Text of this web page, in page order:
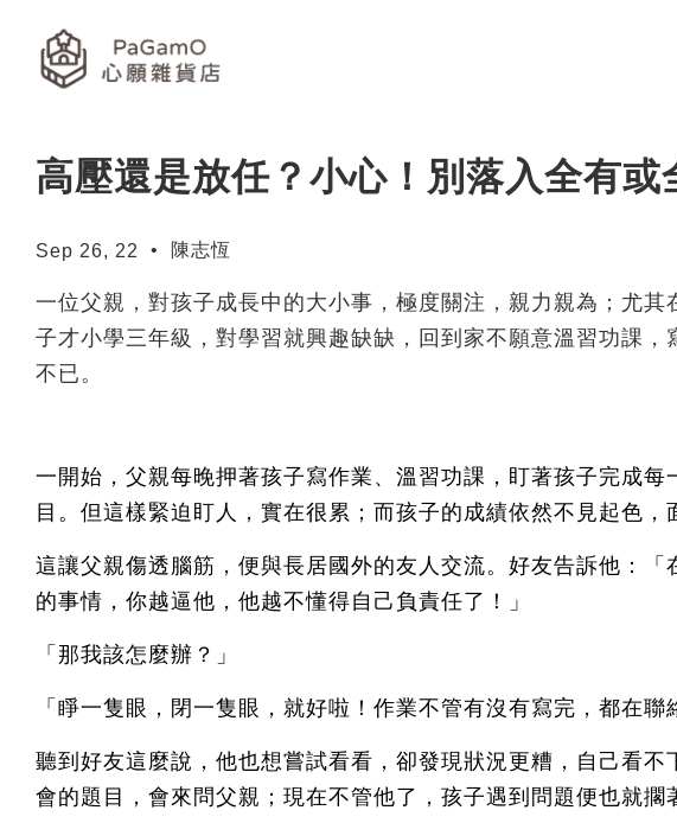
高壓還是放任？小心！別落入全有或
Sep 26, 22 • 陳志恆
一位父親，對孩子成長中的大小事，極度關注，親力親為；尤
子才小學三年級，對學習就興趣缺缺，回到家不願意溫習功課
不已。
一開始，父親每晚押著孩子寫作業、溫習功課，盯著孩子完成每
目。但這樣緊迫盯人，實在很累；而孩子的成績依然不見起色，
這讓父親傷透腦筋，便與長居國外的友人交流。好友告訴他：「
的事情，你越逼他，他越不懂得自己負責任了！」
「那我該怎麼辦？」
「睜一隻眼，閉一隻眼，就好啦！作業不管有沒有寫完，都在聯
聽到好友這麼說，他也想嘗試看看，卻發現狀況更糟，自己看
會的題目，會來問父親；現在不管他了，孩子遇到問題便也就擱